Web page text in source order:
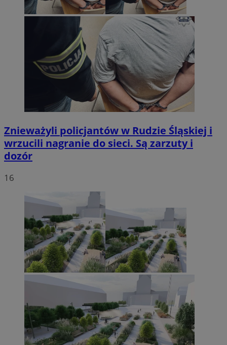
Znieważyli policjantów w Rudzie Śląskiej i
wrzucili nagranie do sieci. Są zarzuty i
dozór
16